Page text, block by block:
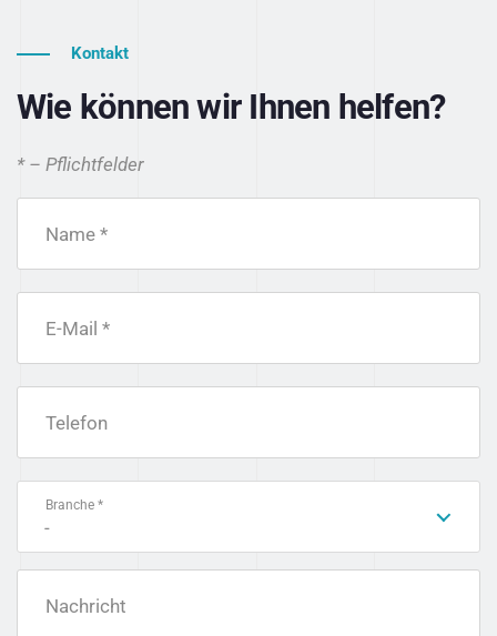
Kontakt
Wie können wir Ihnen helfen?
* – Pflichtfelder
Name *
E-Mail *
Telefon
Branche *
-
Nachricht